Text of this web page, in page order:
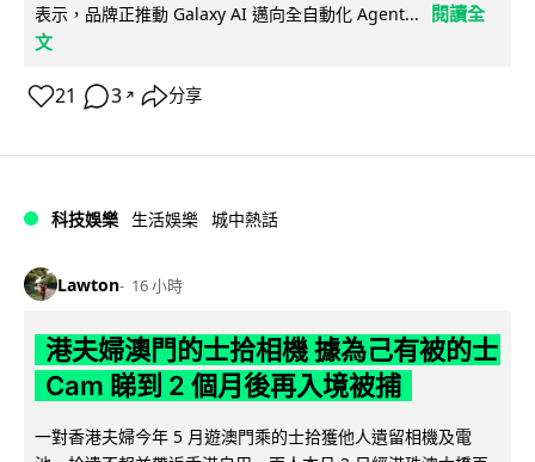
表示，品牌正推動 Galaxy AI 邁向全自動化 Agent...
閱讀全
文
21 3 ↗ 分享
科技娛樂 生活娛樂 城中熱話
Lawton 16 小時
港夫婦澳門的士拾相機 據為己有被的士
Cam 睇到 2 個月後再入境被捕
一對香港夫婦今年 5 月遊澳門乘的士拾獲他人遺留相機及電